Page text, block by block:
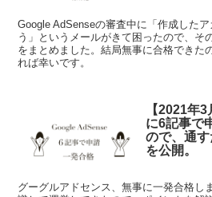
Google AdSenseの審査中に「作成した
う」というメールがきて困ったので、そ
をまとめました。結局無事に合格できた
れば幸いです。
【2021年
に6記事で
ので、通
を公開。
グーグルアドセンス、無事に一発合格し